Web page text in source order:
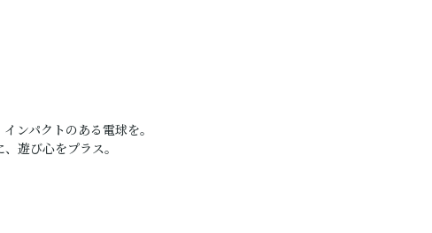
ンパクトのある電球を。
遊び心をプラス。